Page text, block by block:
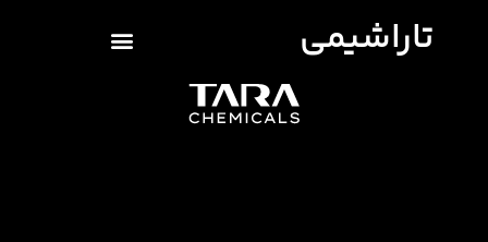
تاراشیمی